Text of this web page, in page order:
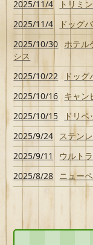
2025/11/4
トリミ
2025/11/4
ドッグ
2025/10/30 ホテル
シス
2025/10/22
ドッ
2025/10/16 キャ
2025/10/15
ドリ
2025/9/24 ステン
2025/9/11
ウルト
2025/8/28 ニュー